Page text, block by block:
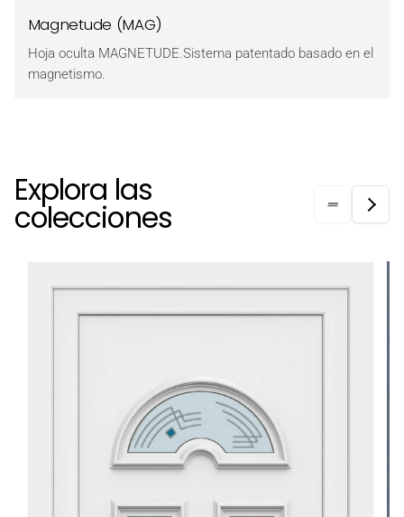
Magnetude (MAG)
Hoja oculta MAGNETUDE.Sistema patentado basado en el
magnetismo.
Explora las
colecciones